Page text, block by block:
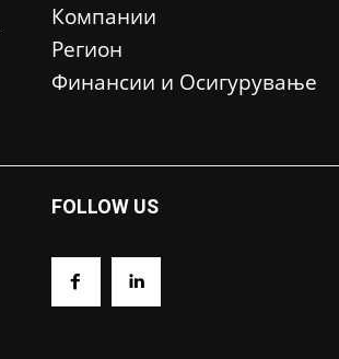
Компании
Регион
Финансии и Осигурување
FOLLOW US